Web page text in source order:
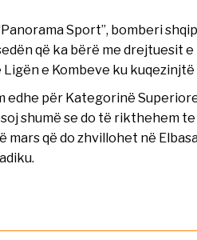
Sport”, bomberi
që ka bërë me drejtuesit
Ligën e Kombeve ku
edhe për Kategorinë
shumë se do të rikthehem
mars që do zhvillohet në